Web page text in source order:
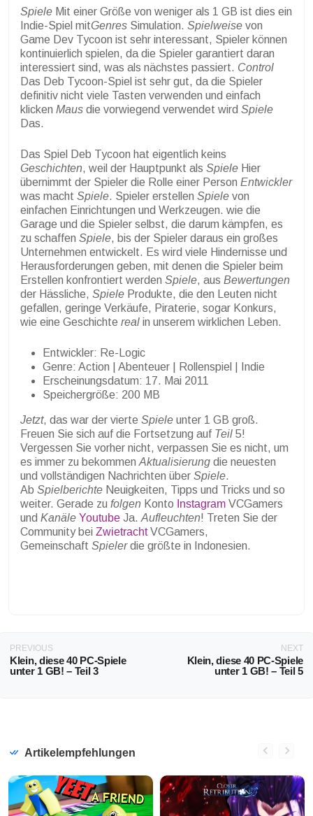
Spiele Mit einer Größe von weniger als 1 GB ist dies ein
Indie-Spiel mitGenres Simulation. Spielweise von
Game Dev Tycoon ist sehr interessant, Spieler können
kontinuierlich spielen, da die Spieler garantiert daran
interessiert sind, was als nächstes passiert. Control
Das Deb Tycoon-Spiel ist sehr gut, da die Spieler
definitiv nicht viele Tasten verwenden und einfach
klicken Maus die vorwiegend verwendet wird Spiele
Das.
Das Spiel Deb Tycoon hat eigentlich keins
Geschichten, weil der Hauptpunkt als Spiele Hier
übernimmt der Spieler die Rolle einer Person Entwickler
was macht Spiele. Spieler erstellen Spiele von
einfachen Einrichtungen und Werkzeugen. wie die
Garage und die Spieler selbst, die darum kämpfen, es
zu schaffen Spiele, bis der Spieler daraus ein großes
Unternehmen entwickelt. Es wird viele Hindernisse und
Herausforderungen geben, mit denen die Spieler beim
Erstellen konfrontiert werden Spiele, aus Bewertungen
der Hässliche, Spiele Produkte, die den Leuten nicht
gefallen, geringe Verkäufe, Piraterie, sogar Konkurs,
wie eine Geschichte real in unserem wirklichen Leben.
Entwickler: Re-Logic
Genre: Action | Abenteuer | Rollenspiel | Indie
Erscheinungsdatum: 17. Mai 2011
Speichergröße: 200 MB
Jetzt, das war der vierte Spiele unter 1 GB groß.
Freuen Sie sich auf die Fortsetzung auf Teil 5!
Vergessen Sie vorher nicht, verpassen Sie es nicht, um
es immer zu bekommen Aktualisierung die neuesten
und vollständigen Nachrichten über Spiele.
Ab Spielberichte Neuigkeiten, Tipps und Tricks und so
weiter. Gerade zu folgen Konto Instagram VCGamers
und Kanäle Youtube Ja. Aufleuchten! Treten Sie der
Community bei ZwietrachtVCGamers,
Gemeinschaft Spielerdie größte in Indonesien.
PREVIOUS
Klein, diese 40 PC-Spiele
unter 1 GB! – Teil 3
NEXT
Klein, diese 40 PC-Spiele
unter 1 GB! – Teil 5
Artikelempfehlungen